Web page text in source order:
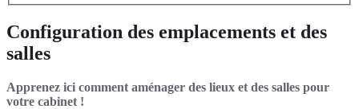
Configuration des emplacements et des
salles
Apprenez ici comment aménager des lieux et des salles pour
votre cabinet !